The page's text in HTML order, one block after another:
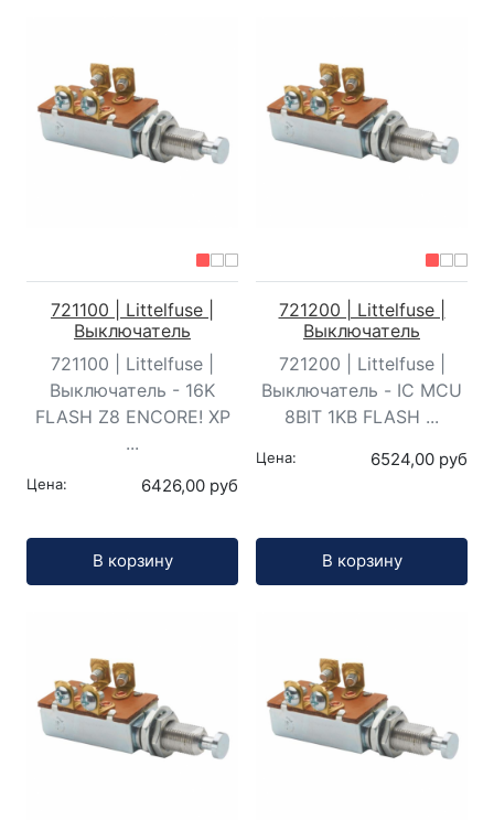
721100 | Littelfuse |
Выключатель
721100 | Littelfuse |
Выключатель - 16K
FLASH Z8 ENCORE! XP
...
Цена: 6426,00 руб
В корзину
721200 | Littelfuse |
Выключатель
721200 | Littelfuse |
Выключатель - IC MCU
8BIT 1KB FLASH ...
Цена: 6524,00 руб
В корзину